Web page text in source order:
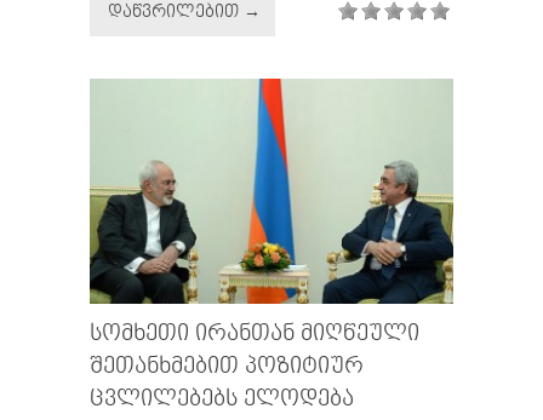
ᲓᲐᲬᲕᲠᲘᲚᲔᲑᲘᲗ →
ᲡᲝᲛᲮᲔᲗᲘ ᲘᲠᲐᲜᲗᲐᲜ ᲛᲘᲦᲬᲔᲣᲚᲘ
ᲨᲔᲗᲐᲜᲮᲛᲔᲑᲘᲗ ᲞᲝᲖᲘᲢᲘᲣᲠ
ᲪᲕᲚᲘᲚᲔᲑᲔᲑᲡ ᲔᲚᲝᲓᲔᲑᲐ